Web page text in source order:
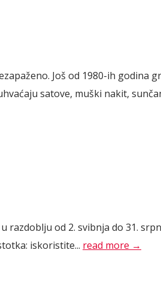
Još od 1980-ih godina
satove, muški nakit,
od 2. svibnja do 31.
iskoristite... read more →